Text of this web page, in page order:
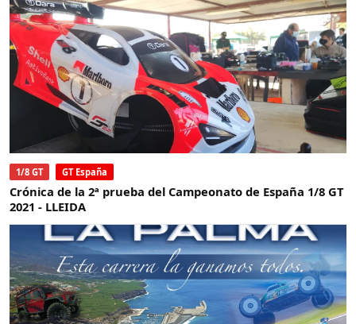
1/8 GT GT España
Crónica de la 2ª prueba del Campeonato de España 1/8 GT
2021 - LLEIDA